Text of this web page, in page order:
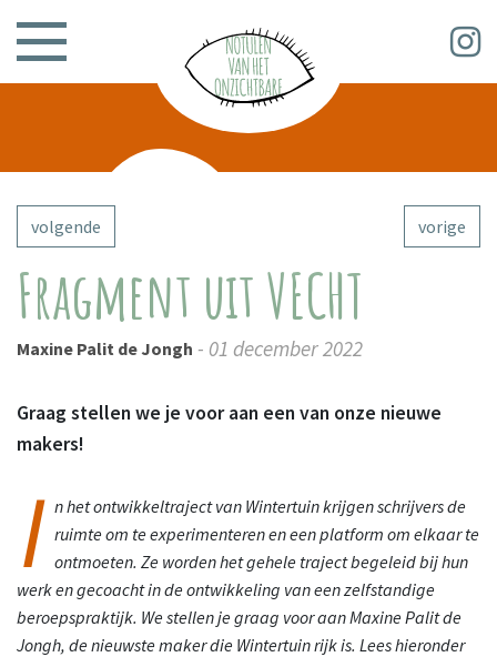
volgende vorige
Fragment uit VECHT
Maxine Palit de Jongh - 01 december 2022
Graag stellen we je voor aan een van onze nieuwe
makers!
I n het ontwikkeltraject van Wintertuin krijgen schrijvers de
ruimte om te experimenteren en een platform om elkaar te
ontmoeten. Ze worden het gehele traject begeleid bij hun
werk en gecoacht in de ontwikkeling van een zelfstandige
beroepspraktijk. We stellen je graag voor aan Maxine Palit de
Jongh, de nieuwste maker die Wintertuin rijk is. Lees hieronder